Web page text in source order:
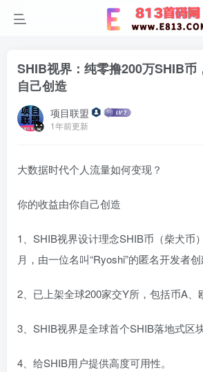
SHIB视界：纯零撸200万SHIB币
自己创造
项目联盟
1年前更新
大数据时代个人流量如何变现？
你的收益由你自己创造
1、SHIB视界设计理念SHIB币（柴犬币
月‌，由一位名叫“Ryoshi”的匿名开发者创
2、已上架全球200家交Y所，包括币A、
3、SHIB视界是全球首个SHIB落地式区
4、给SHIB用户提供高度可用性。